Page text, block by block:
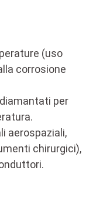
(uso
corrosione
per
aerospaziali,
chirurgici),